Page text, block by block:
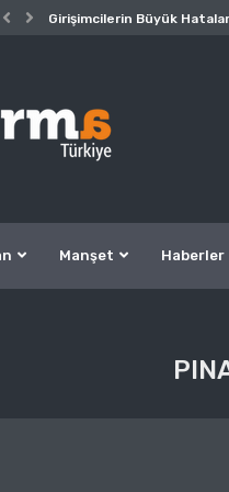
Girişimcilerin Büyük
Manşet Haberler